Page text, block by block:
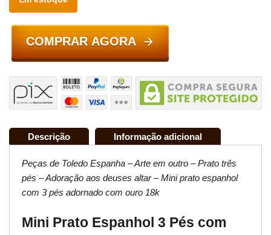
COMPRAR AGORA
Descrição Informação adicional
Peças de Toledo Espanha – Arte em outro – Prato três
pés – Adoração aos deuses altar – Mini prato espanhol
com 3 pés adornado com ouro 18k
Mini Prato Espanhol 3 Pés com